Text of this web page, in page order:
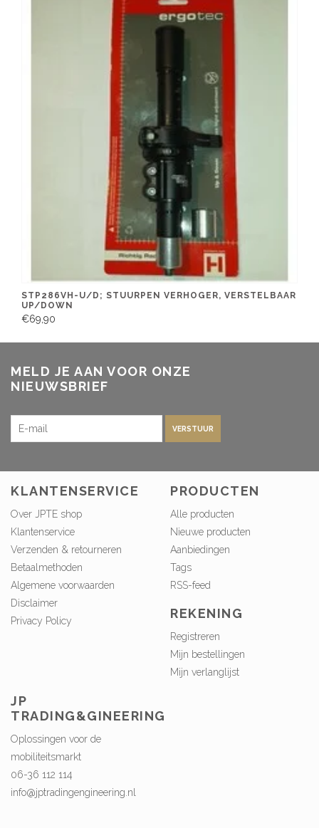
STP286VH-U/D; STUURPEN VERHOGER, VERSTELBAAR
UP/DOWN
€69,90
MELD JE AAN VOOR ONZE
NIEUWSBRIEF
VERSTUUR
KLANTENSERVICE
Over JPTE shop
Klantenservice
Verzenden & retourneren
Betaalmethoden
Algemene voorwaarden
Disclaimer
Privacy Policy
PRODUCTEN
Alle producten
Nieuwe producten
Aanbiedingen
Tags
RSS-feed
REKENING
Registreren
Mijn bestellingen
Mijn verlanglijst
JP
TRADING&GINEERING
Oplossingen voor de
mobiliteitsmarkt
06-36 112 114
info@jptradingengineering.nl